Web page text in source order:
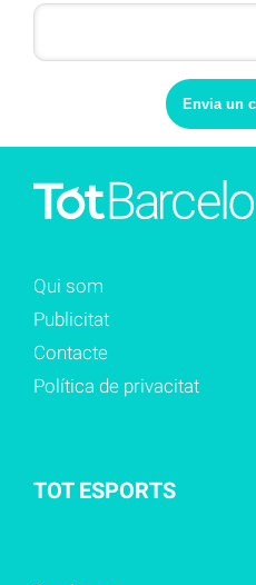
Qui som
Publicitat
Contacte
Política de privacitat
TOT ESPORTS